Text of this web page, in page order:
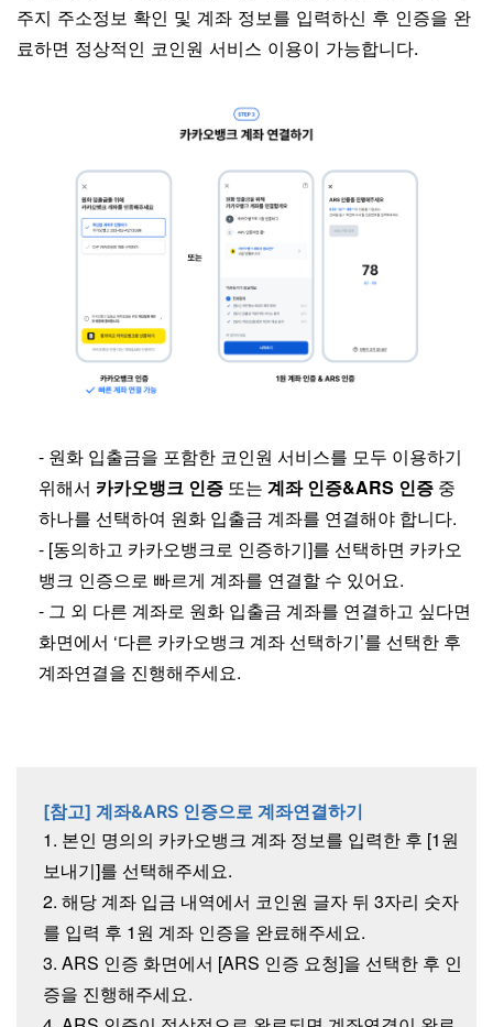
주지 주소정보 확인 및 계좌 정보를 입력하신 후 인증을 완
료하면 정상적인 코인원 서비스 이용이 가능합니다.
- 원화 입출금을 포함한 코인원 서비스를 모두 이용하기
위해서 카카오뱅크 인증 또는 계좌 인증&ARS 인증 중
하나를 선택하여 원화 입출금 계좌를 연결해야 합니다.
- [동의하고 카카오뱅크로 인증하기]를 선택하면 카카오
뱅크 인증으로 빠르게 계좌를 연결할 수 있어요.
- 그 외 다른 계좌로 원화 입출금 계좌를 연결하고 싶다면
화면에서 ‘다른 카카오뱅크 계좌 선택하기’를 선택한 후
계좌연결을 진행해주세요.
[참고] 계좌&ARS 인증으로 계좌연결하기
1. 본인 명의의 카카오뱅크 계좌 정보를 입력한 후 [1원
보내기]를 선택해주세요.
2. 해당 계좌 입금 내역에서 코인원 글자 뒤 3자리 숫자
를 입력 후 1원 계좌 인증을 완료해주세요.
3. ARS 인증 화면에서 [ARS 인증 요청]을 선택한 후 인
증을 진행해주세요.